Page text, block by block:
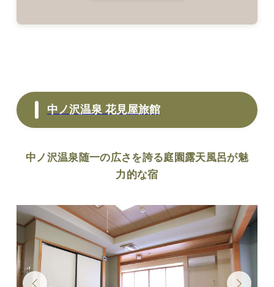
中ノ沢温泉 花見屋旅館
中ノ沢温泉随一の広さを誇る庭園露天風呂が魅
力的な宿